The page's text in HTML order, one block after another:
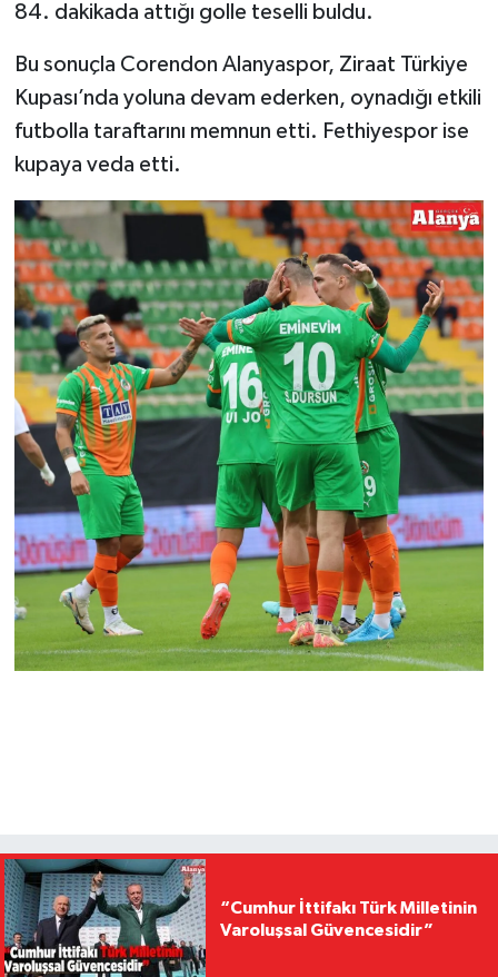
84. dakikada attığı golle teselli buldu.
Bu sonuçla Corendon Alanyaspor, Ziraat Türkiye
Kupası’nda yoluna devam ederken, oynadığı etkili
futbolla taraftarını memnun etti. Fethiyespor ise
kupaya veda etti.
“Cumhur İttifakı Türk Milletinin
Varoluşsal Güvencesidir”